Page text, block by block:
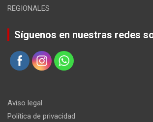
REGIONALES
Síguenos en nuestras redes
Aviso legal
Política de privacidad